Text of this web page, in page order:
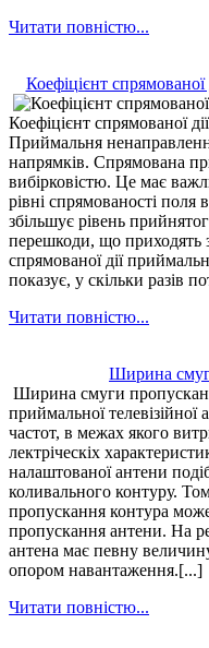
Читати повністю...
Коефіцієнт спрямованої
Коефіцієнт спрямованої
Приймальня
напрямків. Спрямована
вибірковістю. Це має
рівні спрямованості поля
збільшує рівень
перешкоди, що приходять
спрямованої дії
показує, у скільки разів
Читати повністю...
Ширина
Ширина смуги
приймальної
частот, в межах якого
лектріческіх
налаштованої антени
коливального контуру.
пропускання контура
пропускання антени. На
антена має певну
опором навантаження.[...]
Читати повністю...